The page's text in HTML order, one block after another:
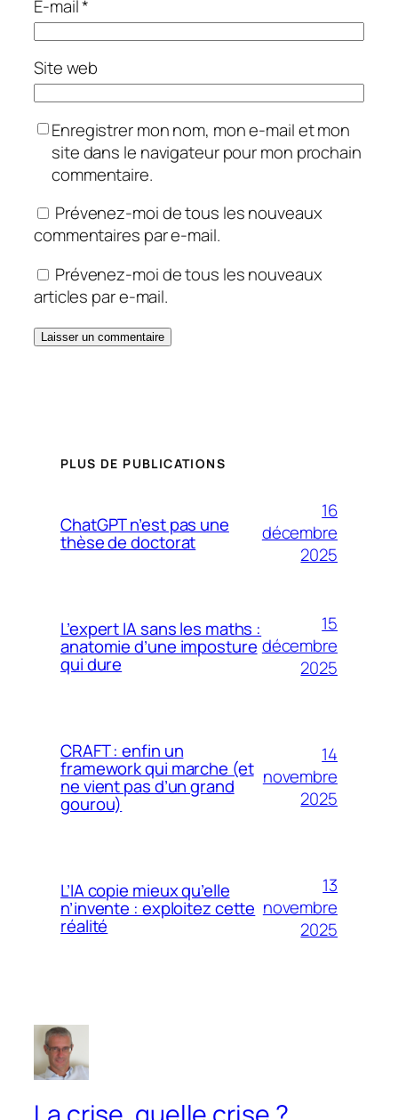
E-mail*
Site web
Enregistrer mon nom, mon e-mail et mon
site dans le navigateur pour mon prochain
commentaire.
Prévenez-moi de tous les nouveaux
commentaires par e-mail.
Prévenez-moi de tous les nouveaux
articles par e-mail.
PLUS DE PUBLICATIONS
ChatGPT n’est pas une
thèse de doctorat
16
décembre
2025
L’expert IA sans les maths :
anatomie d’une imposture
qui dure
15
décembre
2025
CRAFT : enfin un
framework qui marche (et
ne vient pas d’un grand
gourou)
14
novembre
2025
L’IA copie mieux qu’elle
n’invente : exploitez cette
réalité
13
novembre
2025